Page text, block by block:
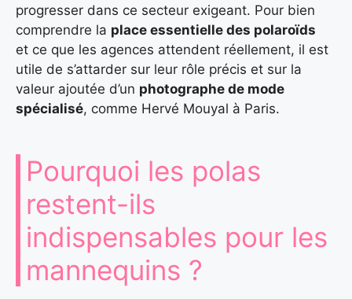
progresser dans ce secteur exigeant. Pour bien
comprendre la place essentielle des polaroïds
et ce que les agences attendent réellement, il est
utile de s’attarder sur leur rôle précis et sur la
valeur ajoutée d’un photographe de mode
spécialisé, comme Hervé Mouyal à Paris.
Pourquoi les polas
restent-ils
indispensables pour les
mannequins ?